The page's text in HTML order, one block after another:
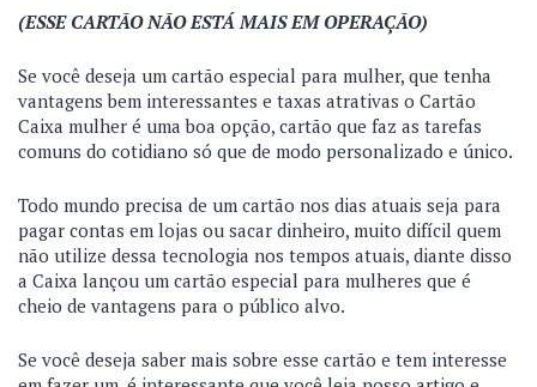
(ESSE CARTÃO NÃO ESTÁ MAIS EM OPERAÇÃO)
Se você deseja um cartão especial para mulher, que tenha
vantagens bem interessantes e taxas atrativas o Cartão
Caixa mulher é uma boa opção, cartão que faz as tarefas
comuns do cotidiano só que de modo personalizado e único.
Todo mundo precisa de um cartão nos dias atuais seja para
pagar contas em lojas ou sacar dinheiro, muito difícil quem
não utilize dessa tecnologia nos tempos atuais, diante disso
a Caixa lançou um cartão especial para mulheres que é
cheio de vantagens para o público alvo.
Se você deseja saber mais sobre esse cartão e tem interesse